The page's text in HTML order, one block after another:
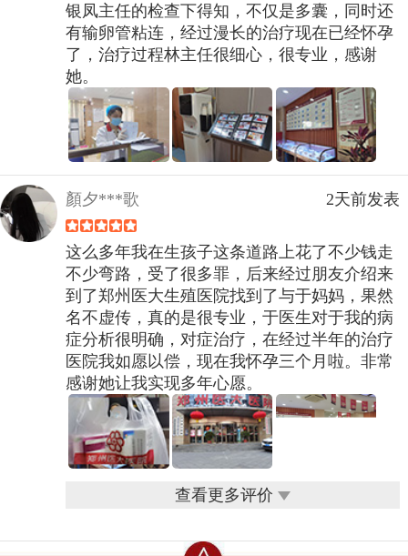
银凤主任的检查下得知，不仅是多囊，同时还
有输卵管粘连，经过漫长的治疗现在已经怀孕
了，治疗过程林主任很细心，很专业，感谢
她。
顏夕***歌 2天前发表
这么多年我在生孩子这条道路上花了不少钱走
不少弯路，受了很多罪，后来经过朋友介绍来
到了郑州医大生殖医院找到了与于妈妈，果然
名不虚传，真的是很专业，于医生对于我的病
症分析很明确，对症治疗，在经过半年的治疗
医院我如愿以偿，现在我怀孕三个月啦。非常
感谢她让我实现多年心愿。
查看更多评价